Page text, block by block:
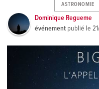
ASTRONOMIE
Dominique Regueme
événement publié le